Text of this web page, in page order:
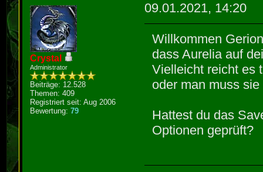
Crystal
Administrator
Beiträge: 12.528
Themen: 409
Registriert seit: Aug 2006
Bewertung:79
09.01.2021, 14:20
Willkommen
dass Aurelia auf
Vielleicht reicht es
oder man muss
Hattest du das
Optionen geprüft?